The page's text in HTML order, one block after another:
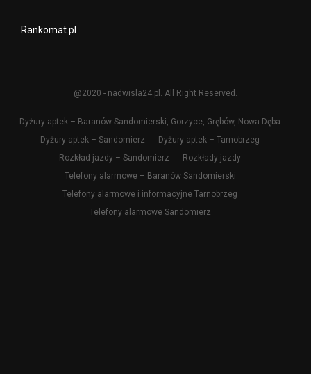
Rankomat.pl
@2020 - nadwisla24.pl. All Right Reserved.
Dyżury aptek – Baranów Sandomierski, Gorzyce, Grębów, Nowa Dęba
Dyżury aptek – Sandomierz
Dyżury aptek – Tarnobrzeg
Rozkład jazdy – Sandomierz
Rozkłady jazdy
Telefony alarmowe – Baranów Sandomierski
Telefony alarmowe i informacyjne Tarnobrzeg
Telefony alarmowe Sandomierz